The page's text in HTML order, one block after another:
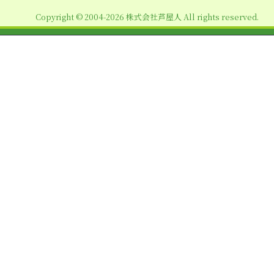
ン
Copyright © 2004-2026 株式会社芦屋人 All rights reserved.